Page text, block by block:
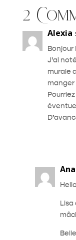
2
Alexia
Bonjour
J’ai
murale
manger
Ana